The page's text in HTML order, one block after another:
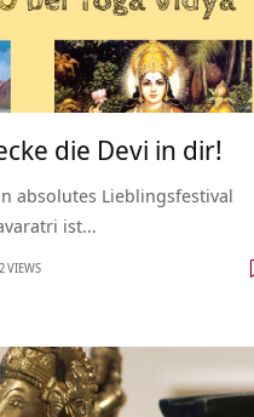
die Devi in dir!
absolutes Lieblingsfestival
ist…
VIEWS